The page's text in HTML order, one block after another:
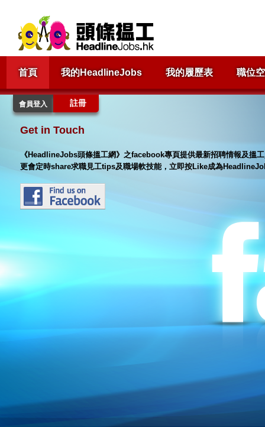
首頁 我的HeadlineJobs 我的履歷表 職位
會員登入 註冊
Get in Touch
《HeadlineJobs頭條搵工網》之facebook專頁提供最新招聘情報及搵
更會定時share求職見工tips及職場軟技能，立即按Like成為